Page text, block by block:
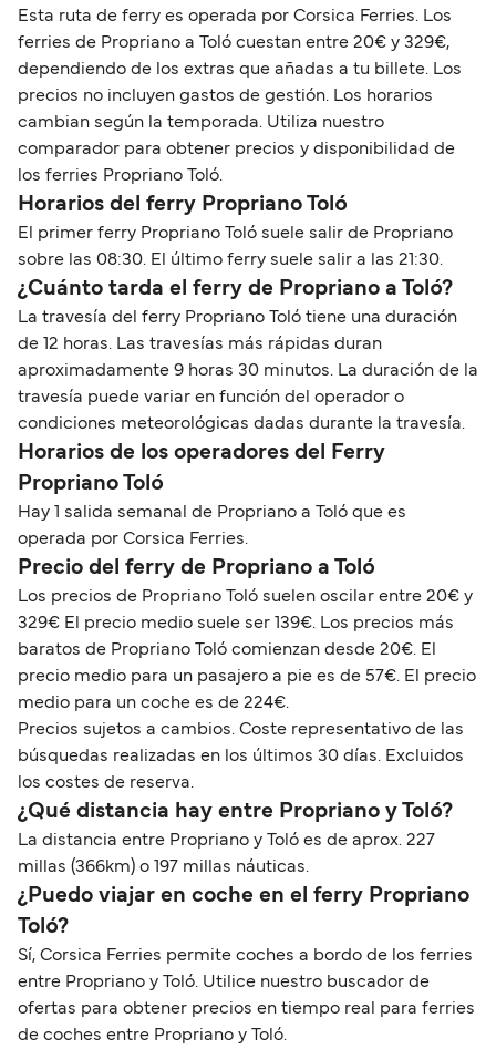
Esta ruta de ferry es operada por Corsica Ferries. Los
ferries de Propriano a Toló cuestan entre 20€ y 329€,
dependiendo de los extras que añadas a tu billete. Los
precios no incluyen gastos de gestión. Los horarios
cambian según la temporada. Utiliza nuestro
comparador para obtener precios y disponibilidad de
los ferries Propriano Toló.
Horarios del ferry Propriano Toló
El primer ferry Propriano Toló suele salir de Propriano
sobre las 08:30. El último ferry suele salir a las 21:30.
¿Cuánto tarda el ferry de Propriano a Toló?
La travesía del ferry Propriano Toló tiene una duración
de 12 horas. Las travesías más rápidas duran
aproximadamente 9 horas 30 minutos. La duración de la
travesía puede variar en función del operador o
condiciones meteorológicas dadas durante la travesía.
Horarios de los operadores del Ferry
Propriano Toló
Hay 1 salida semanal de Propriano a Toló que es
operada por Corsica Ferries.
Precio del ferry de Propriano a Toló
Los precios de Propriano Toló suelen oscilar entre 20€ y
329€ El precio medio suele ser 139€. Los precios más
baratos de Propriano Toló comienzan desde 20€. El
precio medio para un pasajero a pie es de 57€. El precio
medio para un coche es de 224€.
Precios sujetos a cambios. Coste representativo de las
búsquedas realizadas en los últimos 30 días. Excluidos
los costes de reserva.
¿Qué distancia hay entre Propriano y Toló?
La distancia entre Propriano y Toló es de aprox. 227
millas (366km) o 197 millas náuticas.
¿Puedo viajar en coche en el ferry Propriano
Toló?
Sí, Corsica Ferries permite coches a bordo de los ferries
entre Propriano y Toló. Utilice nuestro buscador de
ofertas para obtener precios en tiempo real para ferries
de coches entre Propriano y Toló.